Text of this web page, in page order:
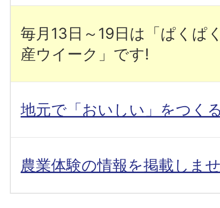
毎月13日～19日は「ぱくぱ
産ウイーク」です!
地元で「おいしい」をつく
農業体験の情報を掲載しま